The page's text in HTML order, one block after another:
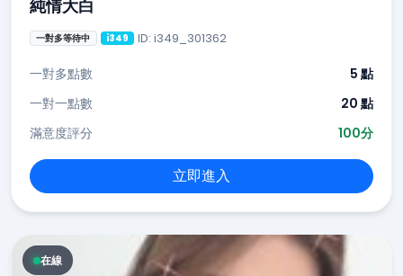
純情大白
一對多等待中 i349 ID: i349_301362
一對多點數
5 點
一對一點數
20 點
滿意度評分
100分
立即進入
在線